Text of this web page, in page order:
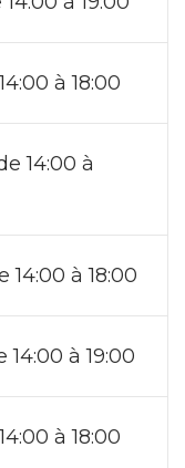
à 18:00
14:00 à
à 18:00
à 19:00
à 18:00